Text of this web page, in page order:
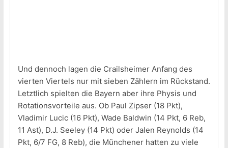
Und dennoch lagen die Crailsheimer Anfang des
vierten Viertels nur mit sieben Zählern im Rückstand.
Letztlich spielten die Bayern aber ihre Physis und
Rotationsvorteile aus. Ob Paul Zipser (18 Pkt),
Vladimir Lucic (16 Pkt), Wade Baldwin (14 Pkt, 6 Reb,
11 Ast), D.J. Seeley (14 Pkt) oder Jalen Reynolds (14
Pkt, 6/7 FG, 8 Reb), die Münchener hatten zu viele